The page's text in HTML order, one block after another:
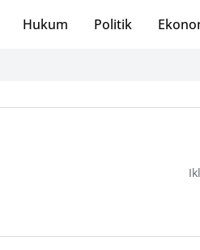
Hukum Politik